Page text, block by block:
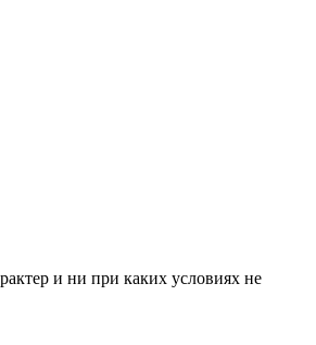
и ни при каких условиях не